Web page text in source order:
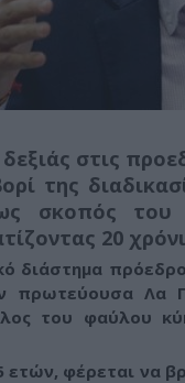
στις
της
σκοπός του
20
διάστημα
πρωτεύουσα Λα
του φαύλου
ετών, φέρεται να